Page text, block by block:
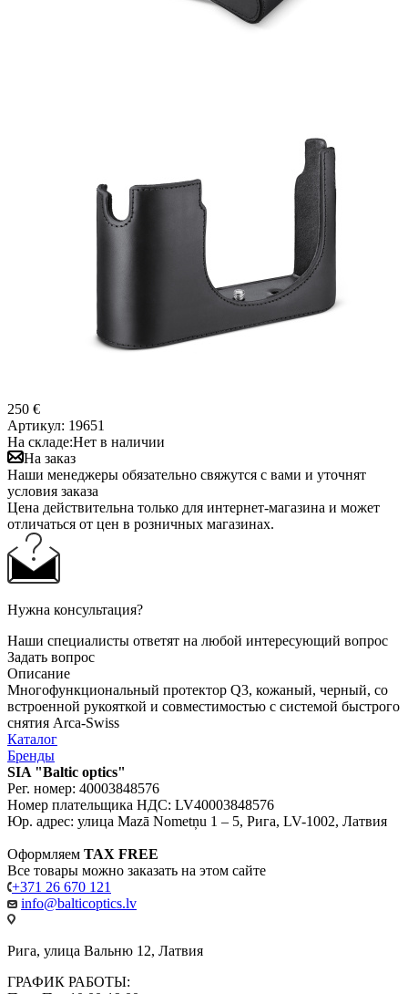
250 €
Артикул: 19651
На складе:Нет в наличии
На заказ
Наши менеджеры обязательно свяжутся с вами и уточнят
условия заказа
Цена действительна только для интернет-магазина и может
отличаться от цен в розничных магазинах.
Нужна консультация?
Наши специалисты ответят на любой интересующий вопрос
Задать вопрос
Описание
Многофункциональный протектор Q3, кожаный, черный, со
встроенной рукояткой и совместимостью с системой быстрого
снятия Arca-Swiss
Каталог
Бренды
SIA "Baltic optics"
Рег. номер: 40003848576
Номер плательщика НДС: LV40003848576
Юр. адрес: улица Mazā Nometņu 1 – 5, Рига, LV-1002, Латвия
Оформляем TAX FREE
Все товары можно заказать на этом сайте
+371 26 670 121
info@balticoptics.lv
Рига, улица Вальню 12, Латвия
ГРАФИК РАБОТЫ: